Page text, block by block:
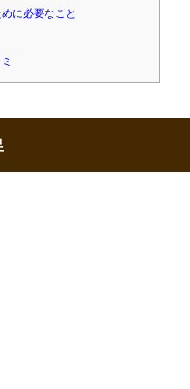
に必要なこと